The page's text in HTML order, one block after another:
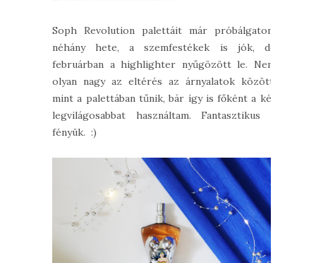
Soph Revolution palettáit már próbálgatom
néhány hete, a szemfestékek is jók, de
februárban a highlighter nyűgözött le. Nem
olyan nagy az eltérés az árnyalatok között,
mint a palettában tűnik, bár így is főként a két
legvilágosabbat használtam. Fantasztikus a
fényük. :)